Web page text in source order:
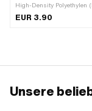
High-Density Polyethylen
Farbe: schwarz ·
EUR 3.90
Unsere